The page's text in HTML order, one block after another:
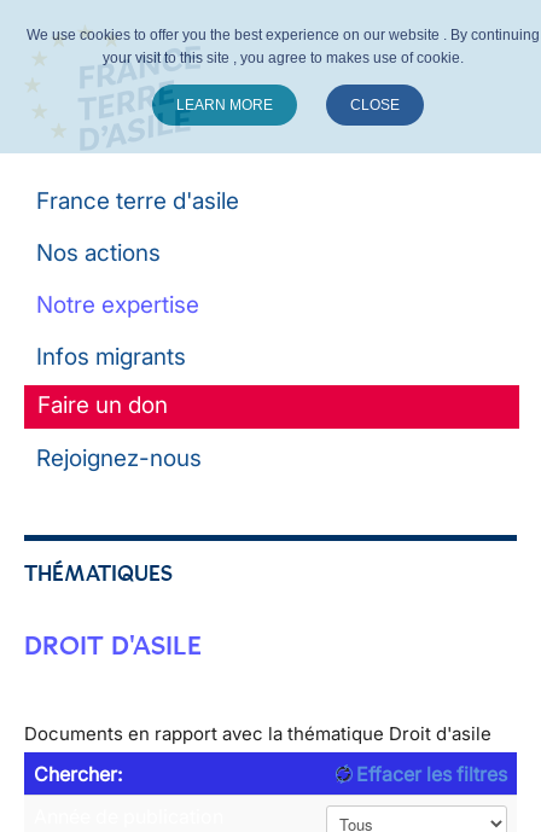
France terre d'asile
Nos actions
Notre expertise
Infos migrants
Faire un don
Rejoignez-nous
THÉMATIQUES
DROIT D'ASILE
Documents en rapport avec la thématique Droit d'asile
Chercher:
Effacer les filtres
We use cookies to offer you the best experience on our website . By continuing
your visit to this site , you agree to makes use of cookie.
LEARN MORE CLOSE